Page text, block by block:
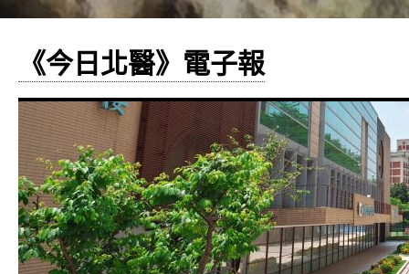
《今日北醫》電子報